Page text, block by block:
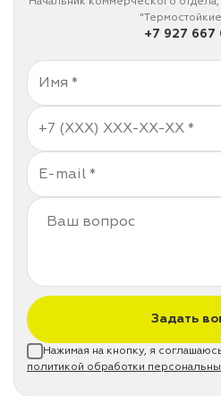
+7 927 667
Задать
Нажимая на кнопку, я
политикой обработки